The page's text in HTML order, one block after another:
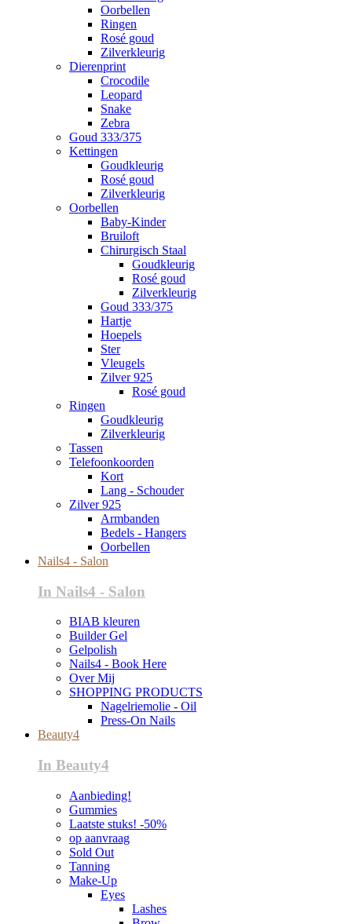
Oorbellen
Ringen
Rosé goud
Zilverkleurig
Dierenprint
Crocodile
Leopard
Snake
Zebra
Goud 333/375
Kettingen
Goudkleurig
Rosé goud
Zilverkleurig
Oorbellen
Baby-Kinder
Bruiloft
Chirurgisch Staal
Goudkleurig
Rosé goud
Zilverkleurig
Goud 333/375
Hartje
Hoepels
Ster
Vleugels
Zilver 925
Rosé goud
Ringen
Goudkleurig
Zilverkleurig
Tassen
Telefoonkoorden
Kort
Lang - Schouder
Zilver 925
Armbanden
Bedels - Hangers
Oorbellen
Nails4 - Salon
In Nails4 - Salon
BIAB kleuren
Builder Gel
Gelpolish
Nails4 - Book Here
Over Mij
SHOPPING PRODUCTS
Nagelriemolie - Oil
Press-On Nails
Beauty4
In Beauty4
Aanbieding!
Gummies
Laatste stuks! -50%
op aanvraag
Sold Out
Tanning
Make-Up
Eyes
Lashes